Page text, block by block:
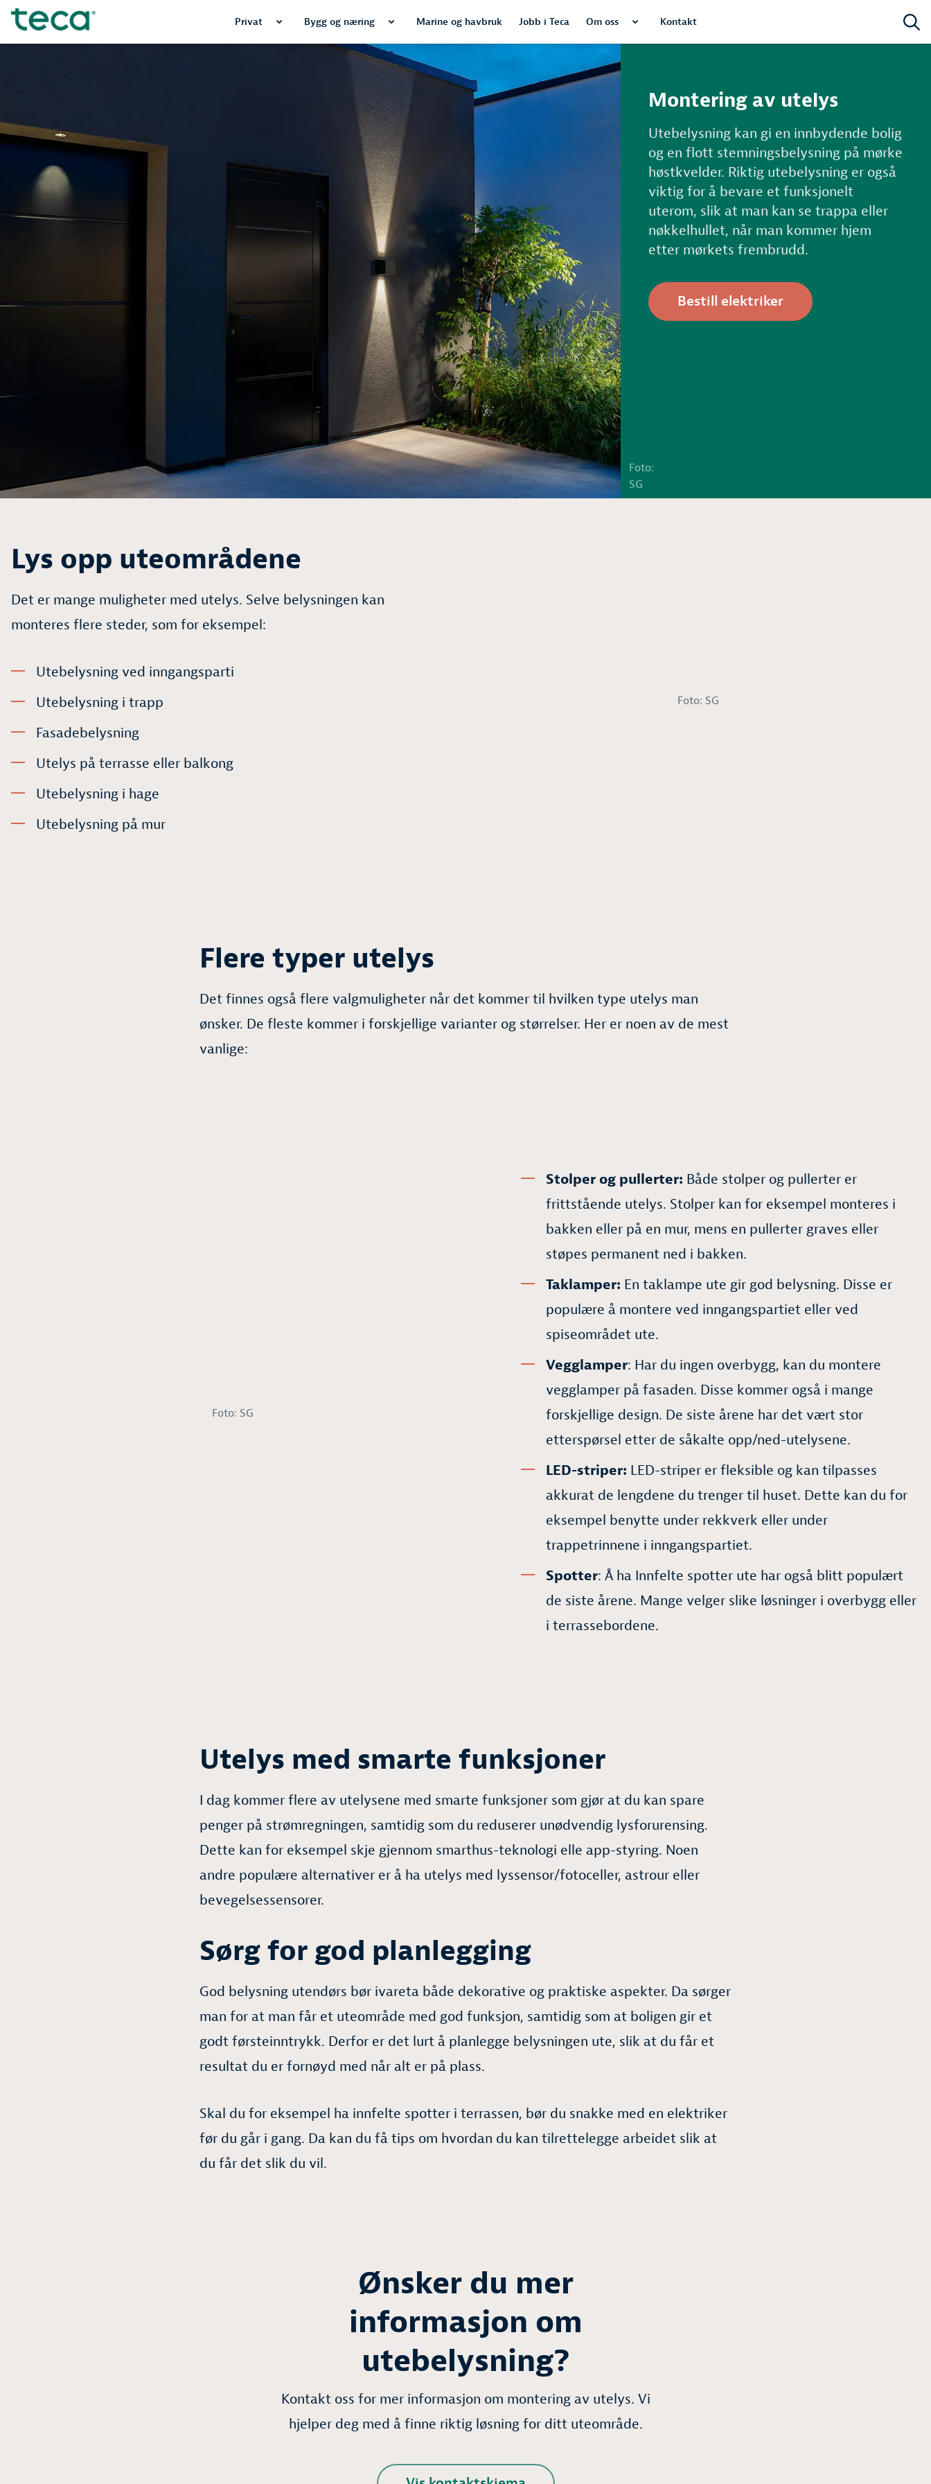
Privat Bygg og næring Marine og havbruk Jobb i Teca Om oss Kontakt
Foto:
SG
Montering av utelys
Utebelysning kan gi en innbydende bolig
og en flott stemningsbelysning på mørke
høstkvelder. Riktig utebelysning er også
viktig for å bevare et funksjonelt
uterom, slik at man kan se trappa eller
nøkkelhullet, når man kommer hjem
etter mørkets frembrudd.
Bestill elektriker
Foto: SG
Lys opp uteområdene
Det er mange muligheter med utelys. Selve belysningen kan
monteres flere steder, som for eksempel:
Utebelysning ved inngangsparti
Utebelysning i trapp
Fasadebelysning
Utelys på terrasse eller balkong
Utebelysning i hage
Utebelysning på mur
Flere typer utelys
Det finnes også flere valgmuligheter når det kommer til hvilken type utelys man
ønsker. De fleste kommer i forskjellige varianter og størrelser. Her er noen av de mest
vanlige:
Foto: SG
Stolper og pullerter: Både stolper og pullerter er
frittstående utelys. Stolper kan for eksempel monteres i
bakken eller på en mur, mens en pullerter graves eller
støpes permanent ned i bakken.
Taklamper: En taklampe ute gir god belysning. Disse er
populære å montere ved inngangspartiet eller ved
spiseområdet ute.
Vegglamper: Har du ingen overbygg, kan du montere
vegglamper på fasaden. Disse kommer også i mange
forskjellige design. De siste årene har det vært stor
etterspørsel etter de såkalte opp/ned-utelysene.
LED-striper: LED-striper er fleksible og kan tilpasses
akkurat de lengdene du trenger til huset. Dette kan du for
eksempel benytte under rekkverk eller under
trappetrinnene i inngangspartiet.
Spotter: Å ha Innfelte spotter ute har også blitt populært
de siste årene. Mange velger slike løsninger i overbygg eller
i terrassebordene.
Utelys med smarte funksjoner
I dag kommer flere av utelysene med smarte funksjoner som gjør at du kan spare
penger på strømregningen, samtidig som du reduserer unødvendig lysforurensing.
Dette kan for eksempel skje gjennom smarthus-teknologi elle app-styring. Noen
andre populære alternativer er å ha utelys med lyssensor/fotoceller, astrour eller
bevegelsessensorer.
Sørg for god planlegging
God belysning utendørs bør ivareta både dekorative og praktiske aspekter. Da sørger
man for at man får et uteområde med god funksjon, samtidig som at boligen gir et
godt førsteinntrykk. Derfor er det lurt å planlegge belysningen ute, slik at du får et
resultat du er fornøyd med når alt er på plass.
Skal du for eksempel ha innfelte spotter i terrassen, bør du snakke med en elektriker
før du går i gang. Da kan du få tips om hvordan du kan tilrettelegge arbeidet slik at
du får det slik du vil.
Ønsker du mer
informasjon om
utebelysning?
Kontakt oss for mer informasjon om montering av utelys. Vi
hjelper deg med å finne riktig løsning for ditt uteområde.